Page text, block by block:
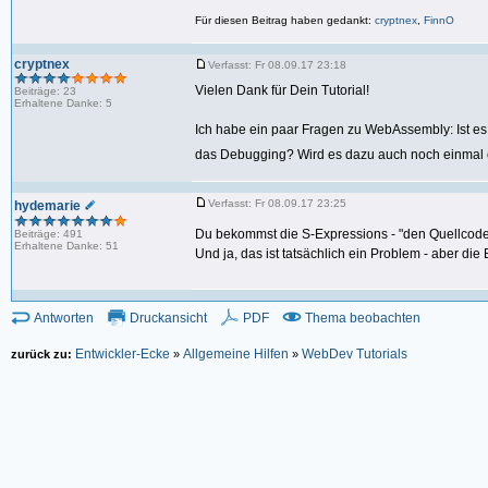
42:
44:
45:
46:
47:
49:
50:
52:
53:
55:
56:
58:
59:
60:
62:
if
});
}
//
return[
});
}
alert( "Diese
}
loadWebAssembly(
.then(instance
//
//
//
Für diesen Beitrag haben gedankt: cryptnex FinnO
cryptnex
Beiträge: 23
Erhaltene Danke: 5
Verfasst: Fr 08.09.17 23:18
Vielen Dank für Dein Tutorial!
Ich habe ein paar Fragen zu WebAssembly: Ist
das Debugging? Wird es dazu auch noch
hydemarie
Beiträge: 491
Erhaltene Danke: 51
Verfasst: Fr 08.09.17 23:25
Du bekommst die S-Expressions - "den
Und ja, das ist tatsächlich ein Problem - aber
Antworten Druckansicht PDF Thema beobachten
zurück zu: Entwickler-Ecke » Allgemeine Hilfen » WebDev Tutorials